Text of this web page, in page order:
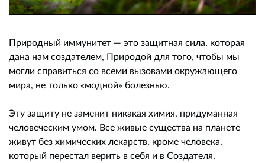
Природный иммунитет — это защитная сила, которая
дана нам создателем, Природой для того, чтобы мы
могли справиться со всеми вызовами окружающего
мира, не только «модной» болезнью.
Эту защиту не заменит никакая химия, придуманная
человеческим умом. Все живые существа на планете
живут без химических лекарств, кроме человека,
который перестал верить в себя и в Создателя,